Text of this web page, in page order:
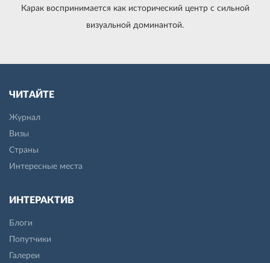
Карак воспринимается как исторический центр с сильной
визуальной доминантой.
ЧИТАЙТЕ
Журнал
Визы
Страны
Интересные места
ИНТЕРАКТИВ
Блоги
Попутчики
Галереи